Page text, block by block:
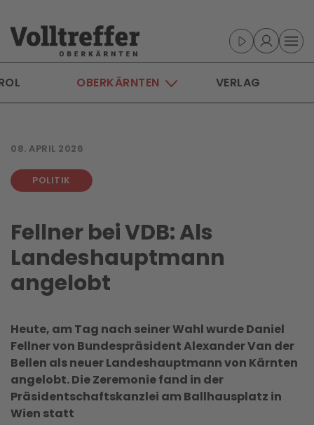
Skip to main content
OBERKÄRNTEN VERLAG
08. APRIL 2026
POLITIK
Fellner bei VDB: Als
Landeshauptmann
angelobt
Heute, am Tag nach seiner Wahl wurde Daniel
Fellner von Bundespräsident Alexander Van der
Bellen als neuer Landeshauptmann von Kärnten
angelobt. Die Zeremonie fand in der
Präsidentschaftskanzlei am Ballhausplatz in
Wien statt